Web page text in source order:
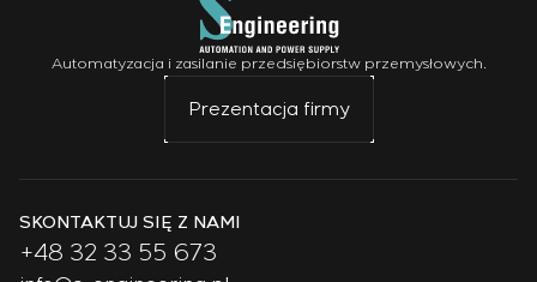
Automatyzacja i zasilanie przedsiębiorstw przemysłowych.
Prezentacja firmy
SKONTAKTUJ SIĘ Z NAMI
+48 32 33 55 673